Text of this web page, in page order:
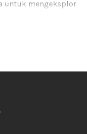
untuk mengeksplor
serta